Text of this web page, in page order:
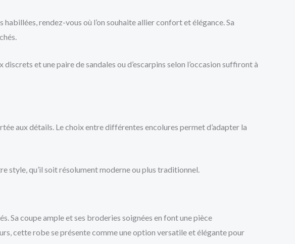
rendez-vous où l’on souhaite allier confort et élégance. Sa
et une paire de sandales ou d’escarpins selon l’occasion suffiront à
aux détails. Le choix entre différentes encolures permet d’adapter la
style, qu’il soit résolument moderne ou plus traditionnel.
Sa coupe ample et ses broderies soignées en font une pièce
cette robe se présente comme une option versatile et élégante pour